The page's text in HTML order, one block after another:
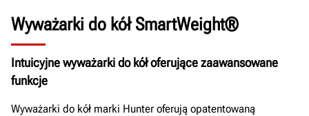
Wyważarki do kół SmartWeight®
Intuicyjne wyważarki do kół oferujące zaawansowane
funkcje
Wyważarki do kół marki Hunter oferują opatentowaną